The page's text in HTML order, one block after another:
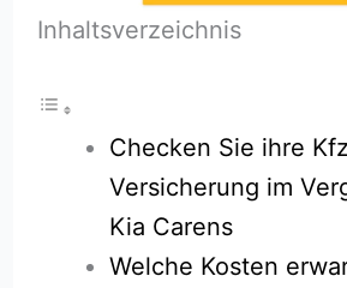
Inhaltsverzeichnis
Checken Sie ihre Kfz
Versicherung im
Kia Carens
Welche Kosten